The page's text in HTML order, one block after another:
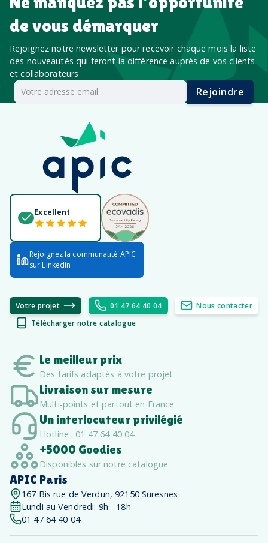
de vous démarquer
Rejoignez notre newsletter pour recevoir chaque mois la liste
des nouveautés qui feront la différence auprès de vos clients
et collaborateurs
Rejoindre
Excellent
Rejoignez la communauté APIC
sur Linkedin
Votre projet 01 47 64 40 04
Nous contacter
Télécharger notre catalogue
Le meilleur prix
Des tarifs adaptés à votre projet
Livraison sur mesure
Multi-points et partout en France
Un interlocuteur privilégié
Hotline : 01 47 64 40 04
+5000 Goodies
Disponibles sur notre catalogue
APIC Paris
167 Bis rue de Verdun, 92150 Suresnes
Lundi au Vendredi: 9h - 18h
01 47 64 40 04